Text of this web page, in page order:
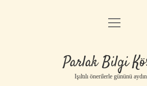
Anasayfa
Yasal Uyarı
menüyü
Parlak Bilgi
Işıltılı önerilerle gününü